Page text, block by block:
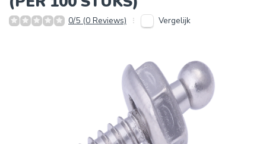
0/5 (0 Reviews) Vergelijk